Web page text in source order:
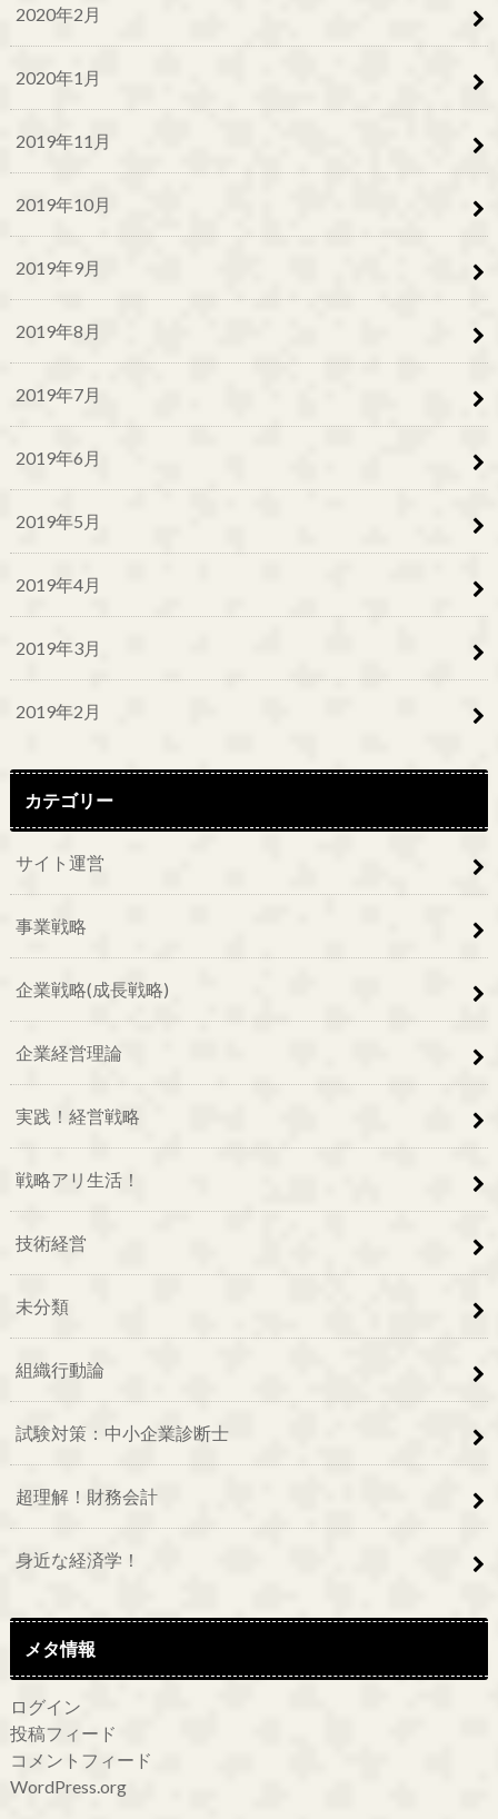
2020年2月
2020年1月
2019年11月
2019年10月
2019年9月
2019年8月
2019年7月
2019年6月
2019年5月
2019年4月
2019年3月
2019年2月
カテゴリー
サイト運営
事業戦略
企業戦略(成長戦略)
企業経営理論
実践！経営戦略
戦略アリ生活！
技術経営
未分類
組織行動論
試験対策：中小企業診断士
超理解！財務会計
身近な経済学！
メタ情報
ログイン
投稿フィード
コメントフィード
WordPress.org